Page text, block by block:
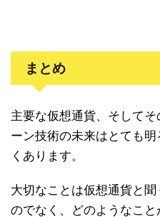
まとめ
主要な仮想通貨、そして
ーン技術の未来はとても
くあります。
大切なことは仮想通貨と
のでなく、どのようなこ